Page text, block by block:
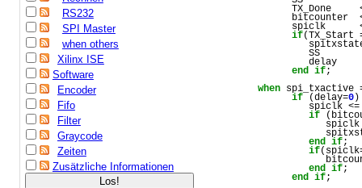
RS232
SPI Master
when others
Xilinx ISE
Software
Encoder
Fifo
Filter
Graycode
Zeiten
Zusätzliche Informationen
TX_Done
bitcounter
spiclk
if(TX_Start
SS
delay
end
if;
when
spi_txactive
if (delay=0
spiclk
if (
spiclk
end
if;
if( spiclk
end
if;
end
if;